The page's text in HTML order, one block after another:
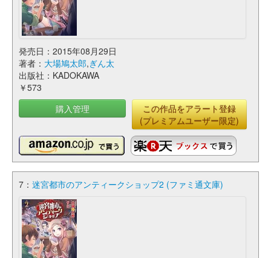
発売日：2015年08月29日
著者： 大場鳩太郎,ぎん太
出版社：KADOKAWA
￥573
購入管理
この作品をアラート登録
(プレミアムユーザー限定)
7： 迷宮都市のアンティークショップ2 (ファミ通文庫)